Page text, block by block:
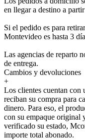
en llegar a destino a
Si el pedido es para
Montevideo es hasta 3
Las agencias de reparto
de entrega.
Cambios y devoluciones
+
Los clientes cuentan con
reciban su compra para
dinero. Para eso, el
con su empaque original
verificado su estado,
importe total abonado.